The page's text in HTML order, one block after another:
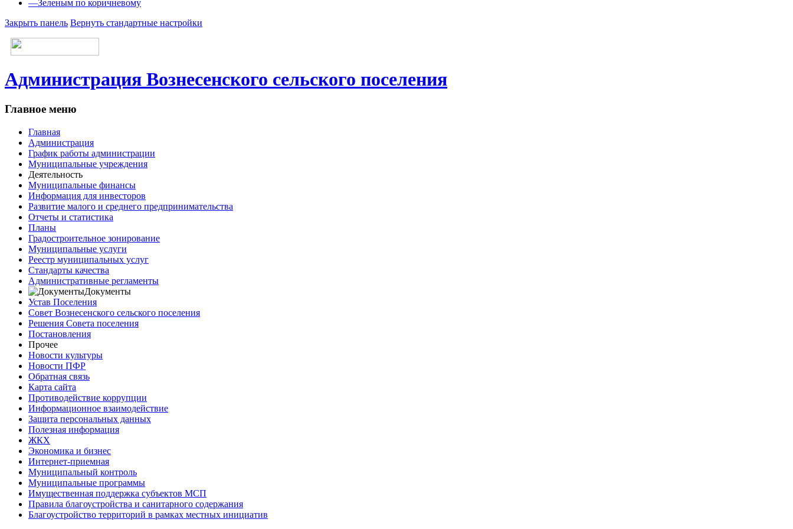
—Зеленым по коричневому
Закрыть панель Вернуть стандартные настройки
Администрация Вознесенского сельского поселения
Главное меню
Главная
Администрация
График работы администрации
Муниципальные учреждения
Деятельность
Муниципальные финансы
Информация для инвесторов
Развитие малого и среднего предпринимательства
Отчеты и статистика
Планы
Градостроительное зонирование
Муниципальные услуги
Реестр муниципальных услуг
Стандарты качества
Административные регламенты
Документы
Устав Поселения
Совет Вознесенского сельского поселения
Решения Совета поселения
Постановления
Прочее
Новости культуры
Новости ПФР
Обратная связь
Карта сайта
Противодействие коррупции
Информационное взаимодействие
Защита персональных данных
Полезная информация
ЖКХ
Экономика и бизнес
Интернет-приемная
Муниципальный контроль
Муниципальные программы
Имущественная поддержка субъектов МСП
Правила благоустройства и санитарного содержания
Благоустройство территорий в рамках местных инициатив